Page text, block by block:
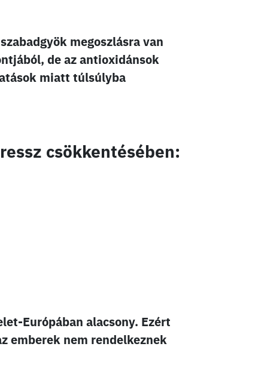
megoszlásra van
de az antioxidánsok
miatt túlsúlyba
csökkentésében:
Európában alacsony. Ezért
emberek nem rendelkeznek